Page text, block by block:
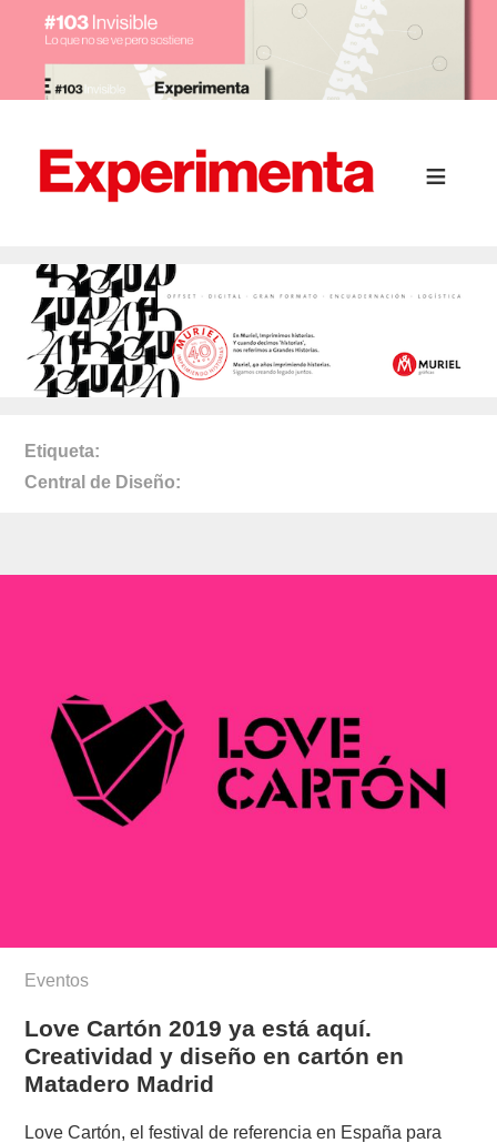
Etiqueta
Central de Diseño
Eventos
Love Cartón 2019 ya está aquí.
Creatividad y diseño en cartón en
Matadero Madrid
Love Cartón, el festival de referencia en España para